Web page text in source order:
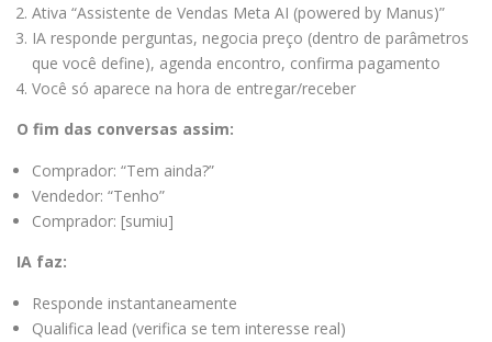
Ativa “Assistente de Vendas Meta AI (powered by Manus)”
IA responde perguntas, negocia preço (dentro de parâmetros
que você define), agenda encontro, confirma pagamento
Você só aparece na hora de entregar/receber
O fim das conversas assim:
Comprador: “Tem ainda?”
Vendedor: “Tenho”
Comprador: [sumiu]
IA faz:
Responde instantaneamente
Qualifica lead (verifica se tem interesse real)